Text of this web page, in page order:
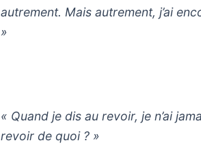
autrement. Mais autrement, j’ai
»
« Quand je dis au revoir, je n’ai
revoir de quoi ? »